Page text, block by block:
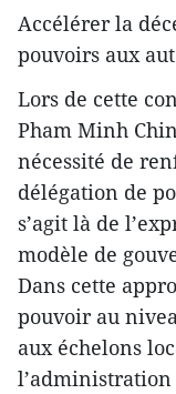
Accélérer la
pouvoirs aux
Lors de cette
Pham Minh
nécessité de
délégation de
s’agit là de
modèle de
Dans cette
pouvoir au
aux échelons